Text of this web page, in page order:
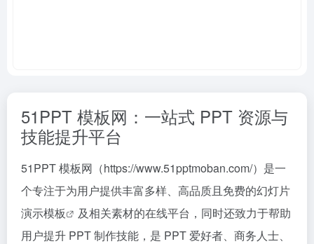
51PPT 模板网：一站式 PPT 资源与
技能提升平台
51PPT 模板网（https://www.51pptmoban.com/）是一
个专注于为用户提供丰富多样、高品质且免费的幻灯片
演示模板
及相关素材的在线平台，同时还致力于帮助
用户提升 PPT 制作技能，是 PPT 爱好者、商务人士、